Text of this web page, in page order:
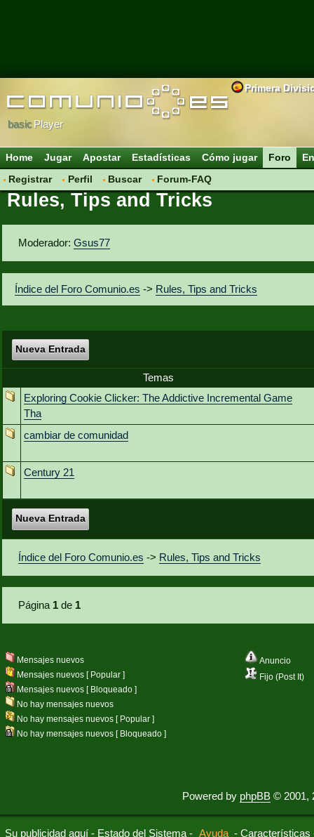
Primera
basicPlayer
Home Jugar Apostar Estadísticas Cómo jugar
Foro
Registrar
Perfil Buscar Forum-FAQ
Rules, Tips and Tricks
Moderador:Gsus77
Índice del Foro Comunio.es -> Rules, Tips and Tricks
Nueva Entrada
Temas
Exploring Cookie Clicker: The Addictive Incremental Game
Tha
cambiar de comunidad
Century 21
Nueva Entrada
Índice del Foro Comunio.es -> Rules, Tips and Tricks
Página 1 de 1
Anuncio
Fijo (Post It)
Mensajes nuevos
Mensajes nuevos [ Popular ]
Mensajes nuevos [ Bloqueado ]
No hay mensajes nuevos
No hay mensajes nuevos [ Popular ]
No hay mensajes nuevos [ Bloqueado ]
Powered by phpBB © 2001,
Su publicidad aquí - Estado del Sistema - Ayuda -Características